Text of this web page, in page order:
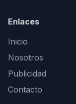
Enlaces
Inicio
Nosotros
Publicidad
Contacto